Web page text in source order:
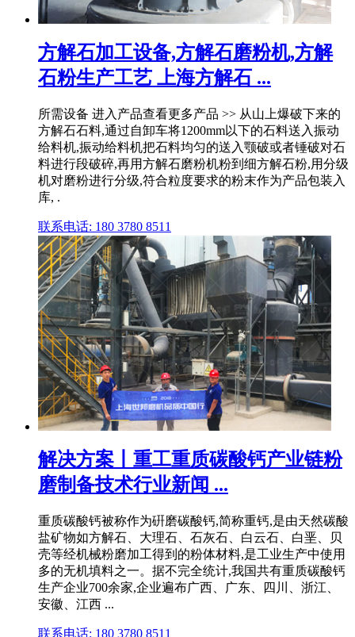
方解石加工设备,方解石磨粉机,方解
石粉生产工艺 上海方解石 ...
所需设备 进入产品查看更多产品 >> 从山上爆破下来的
方解石石料,通过自卸车将1200mm以下的石料送入振动
给料机,振动给料机把石料均匀的送入颚破或者锤破对石
料进行段破碎,再用方解石磨粉机粉到细方解石粉,用分级
机对磨粉进行分级,符合粒度要求的粉末作为产品包装入
库, .
联系电话: 180 3780 8511
解决方案丨重工重质碳酸钙产业链粉
磨制备技术行业新闻 ...
重质碳酸钙被称作为硏磨碳酸钙,简称重钙,是由天然碳酸
盐矿物如方解石、大理石、石灰石、白云石、白垩、贝
壳等经机械粉磨加工得到的粉体材料,是工业生产中使用
多的无机填料之一。据不完全统计,我国共有重质碳酸钙
生产企业700余家,企业遍布广西、广东、四川、浙江、
安徽、江西 ...
联系电话: 180 3780 8511